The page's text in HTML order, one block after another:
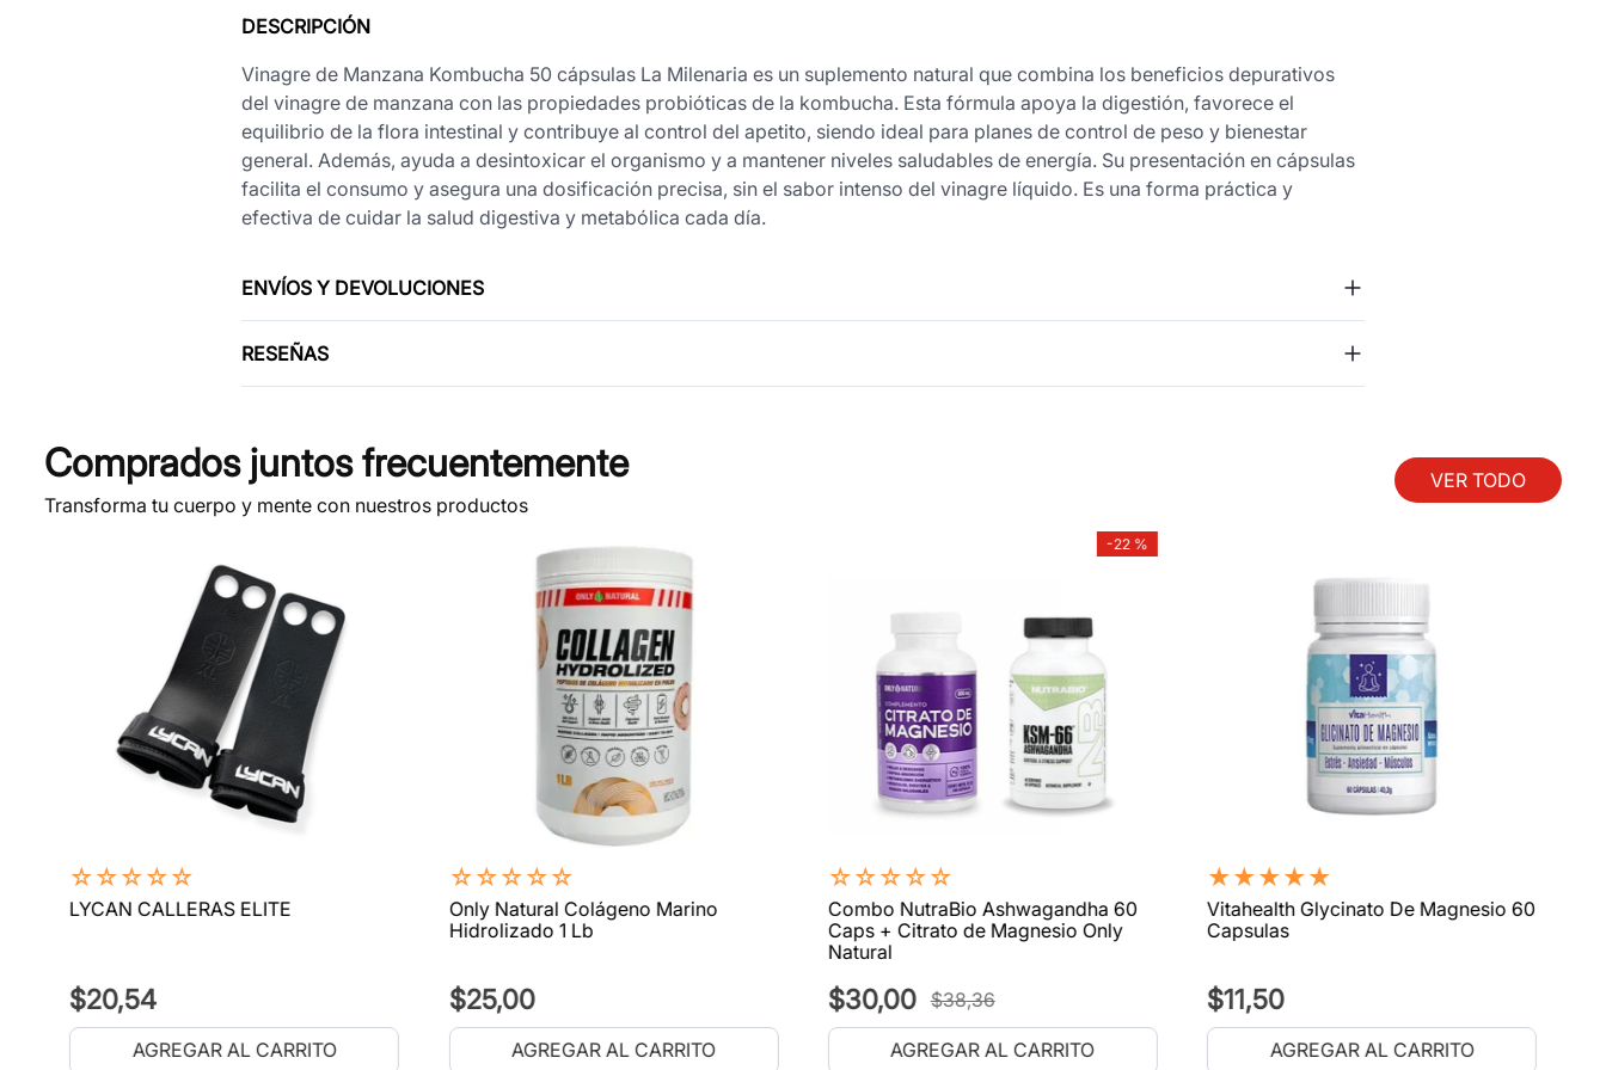
DESCRIPCIÓN
Vinagre de Manzana Kombucha 50 cápsulas La Milenaria es un suplemento natural que combina los beneficios depurativos
del vinagre de manzana con las propiedades probióticas de la kombucha. Esta fórmula apoya la digestión, favorece el
equilibrio de la flora intestinal y contribuye al control del apetito, siendo ideal para planes de control de peso y bienestar
general. Además, ayuda a desintoxicar el organismo y a mantener niveles saludables de energía. Su presentación en cápsulas
facilita el consumo y asegura una dosificación precisa, sin el sabor intenso del vinagre líquido. Es una forma práctica y
efectiva de cuidar la salud digestiva y metabólica cada día.
ENVÍOS Y DEVOLUCIONES
RESEÑAS
Comprados juntos frecuentemente
Transforma tu cuerpo y mente con nuestros productos
VER TODO
☆☆☆☆☆
LYCAN CALLERAS ELITE
$20,54
AGREGAR AL CARRITO
☆☆☆☆☆
Only Natural Colágeno Marino
Hidrolizado 1 Lb
$25,00
AGREGAR AL CARRITO
-22 %
☆☆☆☆☆
Combo NutraBio Ashwagandha 60
Caps + Citrato de Magnesio Only
Natural
$30,00 $38,36
AGREGAR AL CARRITO
★★★★★
Vitahealth Glycinato De Magnesio 60
Capsulas
$11,50
AGREGAR AL CARRITO